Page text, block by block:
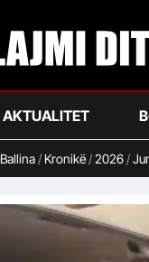
AKTUALITET
Ballina/ Kronikë/2026/